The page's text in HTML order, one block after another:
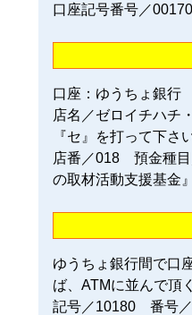
口座記号番号／
口座：ゆうちょ銀行
店名／ゼロイチハチ
『セ』を打って下さい
店番／018 預金種
の取材活動支援基金』
ゆうちょ銀行間で口
ば、ATMに並んで頂
記号／10180 番号